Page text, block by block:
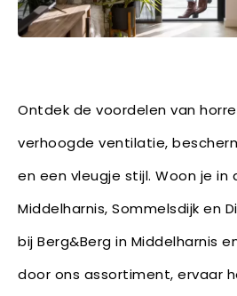
Ontdek de voordelen van
verhoogde ventilatie,
en een vleugje stijl. Woon je in
Middelharnis, Sommelsdijk en
bij Berg&Berg in Middelharnis
door ons assortiment, ervaar